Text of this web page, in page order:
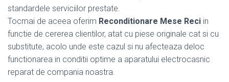
standardele serviciilor prestate.
Tocmai de aceea oferim Reconditionare Mese Reci in
functie de cererea clientilor, atat cu piese originale cat si cu
substitute, acolo unde este cazul si nu afecteaza deloc
functionarea in conditii optime a aparatului electrocasnic
reparat de compania noastra.